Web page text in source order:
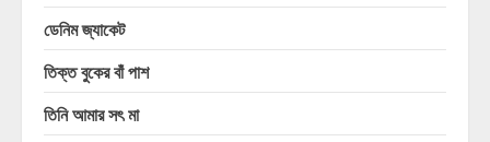
ডেনিম জ্যাকেট
তিক্ত বুকের বাঁ পাশ
তিনি আমার সৎ মা